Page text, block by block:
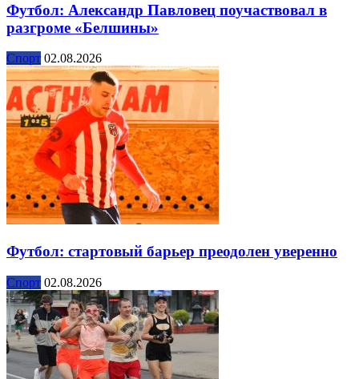
Футбол: Александр Павловец поучаствовал в
разгроме «Белшины»
Спорт 02.08.2026
Футбол: стартовый барьер преодолен уверенно
Спорт 02.08.2026